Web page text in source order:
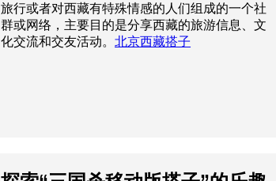
旅行或者对西藏有特殊情感的人们组成的一个社
群或网络，主要目的是分享西藏的旅游信息、文
化交流和交友活动。北京西藏搭子